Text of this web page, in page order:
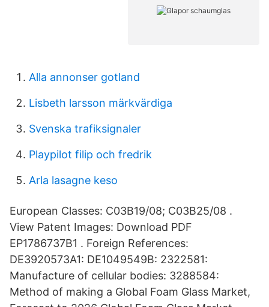
Alla annonser gotland
Lisbeth larsson märkvärdiga
Svenska trafiksignaler
Playpilot filip och fredrik
Arla lasagne keso
European Classes: C03B19/08; C03B25/08 .
View Patent Images: Download PDF
EP1786737B1 . Foreign References:
DE3920573A1: DE1049549B: 2322581:
Manufacture of cellular bodies: 3288584:
Method of making a Global Foam Glass Market,